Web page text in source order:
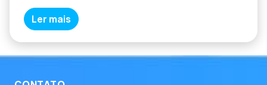
Ler mais